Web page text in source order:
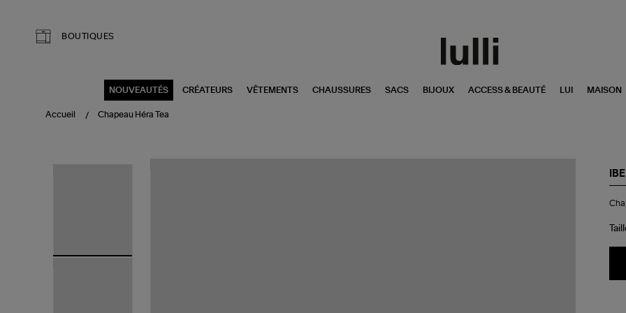
BOUTIQUES
NOUVEAUTÉS CRÉATEURS VÊTEMENTS CHAUSSURES SACS BIJOUX ACCESS & BEAUTÉ LUI MAISON
Accueil Chapeau Héra Tea